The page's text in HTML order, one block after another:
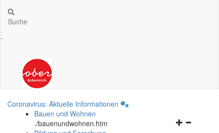
Suche
.
Coronavirus: Aktuelle Informationen
Bauen und Wohnen
./bauenundwohnen.htm